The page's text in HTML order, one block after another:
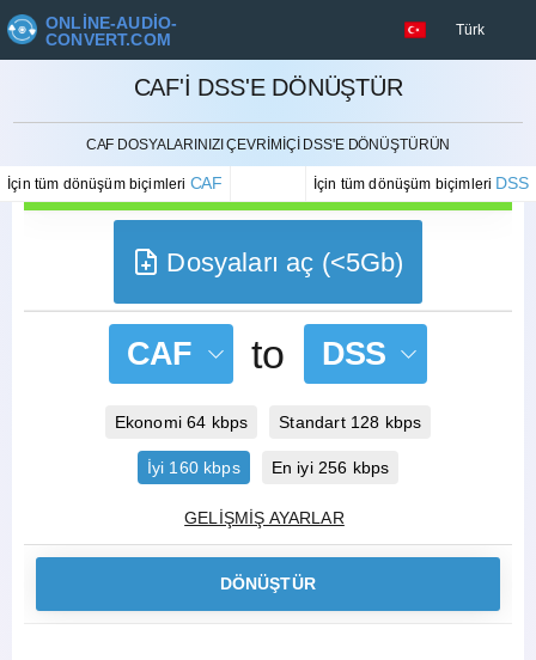
ONLINE-AUDIO-
CONVERT.COM
Türk
CAF'I DSS'E DÖNÜŞTÜR
CAF DOSYALARINIZI ÇEVRIMIÇI DSS'E DÖNÜŞTÜRÜN
İçin tüm dönüşüm biçimleri CAF İçin tüm dönüşüm biçimleri DSS
İPTAL ETMEK
Dosyaları aç (<5Gb)
CAF to DSS
Ekonomi 64 kbps Standart 128 kbps
İyi 160 kbps En iyi 256 kbps
GELIŞMIŞ AYARLAR
DÖNÜŞTÜR